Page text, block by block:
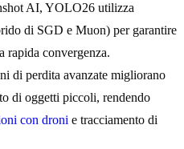
AI, YOLO26 utilizza
di SGD e Muon) per garantire
rapida convergenza.
di perdita avanzate migliorano
di oggetti piccoli, rendendo
con droni e tracciamento di